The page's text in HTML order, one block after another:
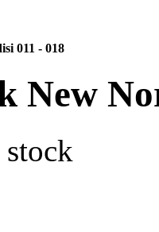
011 - 018
New